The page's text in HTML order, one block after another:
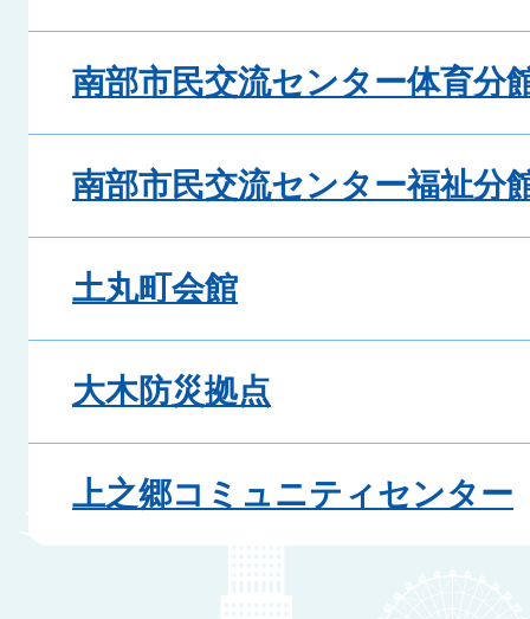
南部市民交流センター体育分
南部市民交流センター福祉分
土丸町会館
大木防災拠点
上之郷コミュニティセンター